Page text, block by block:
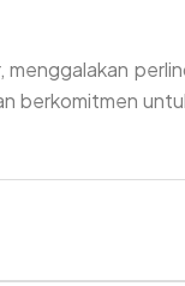
berkomitmen